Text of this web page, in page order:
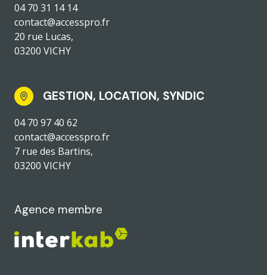
04 70 31 14 14
contact@accesspro.fr
20 rue Lucas,
03200 VICHY
GESTION, LOCATION, SYNDIC
04 70 97 40 62
contact@accesspro.fr
7 rue des Bartins,
03200 VICHY
Agence membre